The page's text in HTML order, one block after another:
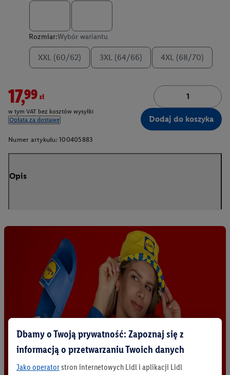
Rozmiar:Wybór wariantu
XXL (60/62) 3XL (64/66) 4XL (68/70)
17,99zł
w tym VAT bez kosztów wysyłki
Opłata za dostawę
Dodaj do koszyka
Numer artykułu: 100405883
Opis
Dbamy o Twoją prywatność: Zapoznaj się z
informacją o przetwarzaniu Twoich danych
Jako operatorstron internetowych Lidl i aplikacji Lidl